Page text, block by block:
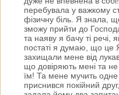
перебувала у важкому
фізичну біль. Я знала,
зможу прийти до
та наяву я бачу ті речі,
постаті я думаю, що це
захищали мене від
що довіряють мені та
їм! Та мене мучить
приснився покійний